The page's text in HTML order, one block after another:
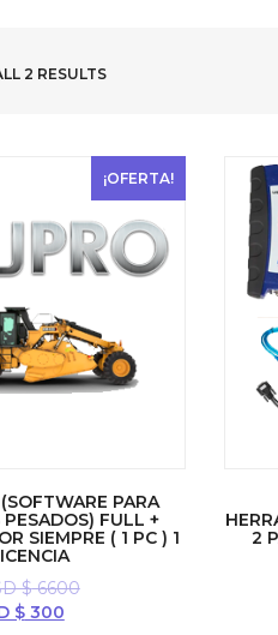
2 RESULTS
¡OFERTA!
PARA
FULL +
SIEMPRE ( 1 PC ) 1
$6600
$300El
2